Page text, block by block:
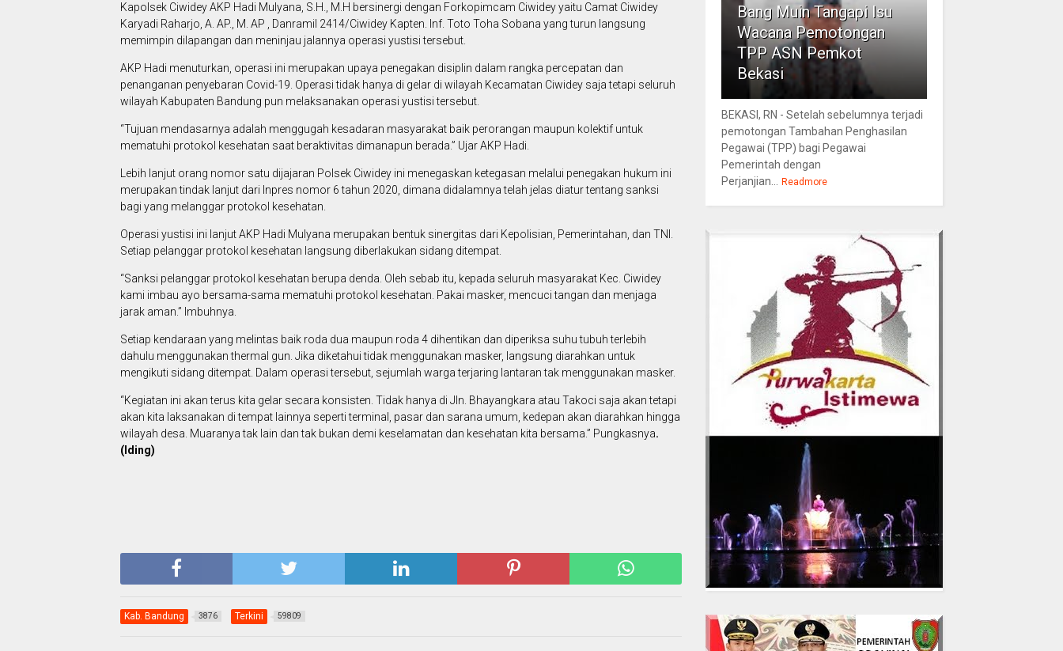
Kapolsek Ciwidey AKP Hadi Mulyana, S.H., M.H bersinergi dengan Forkopimcam Ciwidey yaitu Camat Ciwidey
Karyadi Raharjo, A. AP., M. AP , Danramil 2414/Ciwidey Kapten. Inf. Toto Toha Sobana yang turun langsung
memimpin dilapangan dan meninjau jalannya operasi yustisi tersebut.
AKP Hadi menuturkan, operasi ini merupakan upaya penegakan disiplin dalam rangka percepatan dan
penanganan penyebaran Covid-19. Operasi tidak hanya di gelar di wilayah Kecamatan Ciwidey saja tetapi seluruh
wilayah Kabupaten Bandung pun melaksanakan operasi yustisi tersebut.
“Tujuan mendasarnya adalah menggugah kesadaran masyarakat baik perorangan maupun kolektif untuk
mematuhi protokol kesehatan saat beraktivitas dimanapun berada.” Ujar AKP Hadi.
Lebih lanjut orang nomor satu dijajaran Polsek Ciwidey ini menegaskan ketegasan melalui penegakan hukum ini
merupakan tindak lanjut dari Inpres nomor 6 tahun 2020, dimana didalamnya telah jelas diatur tentang sanksi
bagi yang melanggar protokol kesehatan.
Operasi yustisi ini lanjut AKP Hadi Mulyana merupakan bentuk sinergitas dari Kepolisian, Pemerintahan, dan TNI.
Setiap pelanggar protokol kesehatan langsung diberlakukan sidang ditempat.
“Sanksi pelanggar protokol kesehatan berupa denda. Oleh sebab itu, kepada seluruh masyarakat Kec. Ciwidey
kami imbau ayo bersama-sama mematuhi protokol kesehatan. Pakai masker, mencuci tangan dan menjaga
jarak aman.” Imbuhnya.
Setiap kendaraan yang melintas baik roda dua maupun roda 4 dihentikan dan diperiksa suhu tubuh terlebih
dahulu menggunakan thermal gun. Jika diketahui tidak menggunakan masker, langsung diarahkan untuk
mengikuti sidang ditempat. Dalam operasi tersebut, sejumlah warga terjaring lantaran tak menggunakan masker.
“Kegiatan ini akan terus kita gelar secara konsisten. Tidak hanya di Jln. Bhayangkara atau Takoci saja akan tetapi
akan kita laksanakan di tempat lainnya seperti terminal, pasar dan sarana umum, kedepan akan diarahkan hingga
wilayah desa. Muaranya tak lain dan tak bukan demi keselamatan dan kesehatan kita bersama.” Pungkasnya.
(Iding)
Kab. Bandung 3876 Terkini 59809
Bang Muin Tangapi Isu
Wacana Pemotongan
TPP ASN Pemkot
Bekasi
BEKASI, RN - Setelah sebelumnya terjadi
pemotongan Tambahan Penghasilan
Pegawai (TPP) bagi Pegawai
Pemerintah dengan
Perjanjian...
Readmore